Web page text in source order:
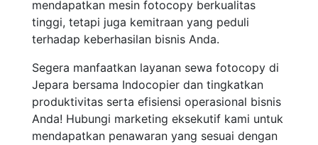
mendapatkan mesin fotocopy berkualitas
tinggi, tetapi juga kemitraan yang peduli
terhadap keberhasilan bisnis Anda.
Segera manfaatkan layanan sewa fotocopy di
Jepara bersama Indocopier dan tingkatkan
produktivitas serta efisiensi operasional bisnis
Anda! Hubungi marketing eksekutif kami untuk
mendapatkan penawaran yang sesuai dengan